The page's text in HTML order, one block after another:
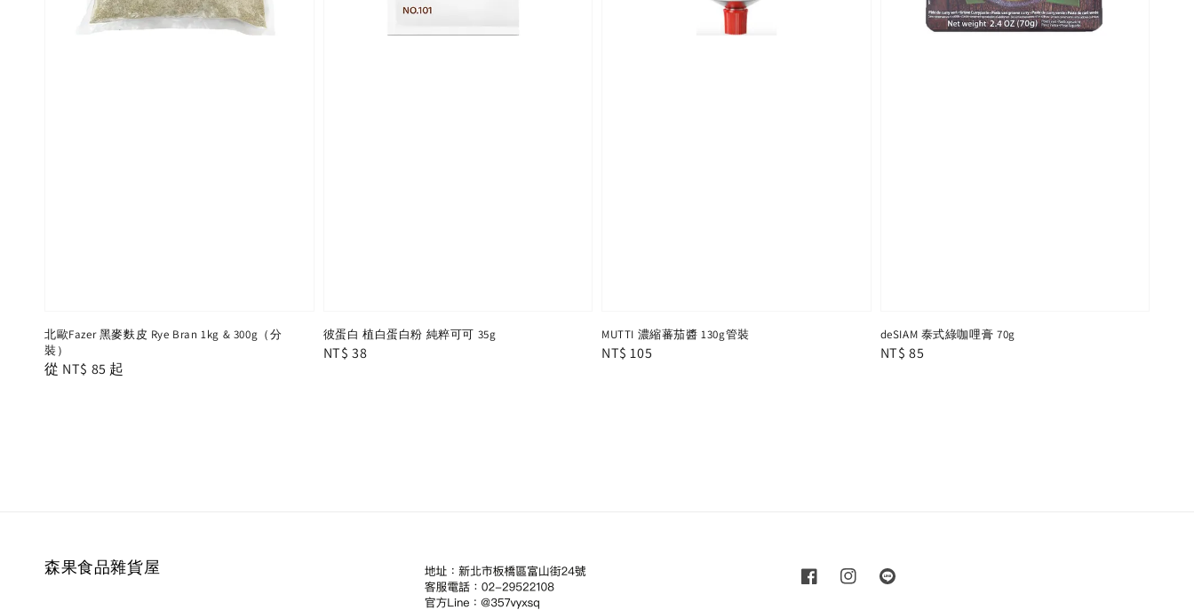
北歐Fazer 黑麥麩皮 Rye Bran 1kg & 300g（分
裝）
Regular
從 NT$ 85 起
彼蛋白 植白蛋白粉 純粹可可 35g
Regular
NT$ 38
MUTTI 濃縮蕃茄醬 130g管裝
Regular
NT$ 105
deSIAM 泰式綠咖哩膏 70g
Regular
NT$ 85
森果食品雜貨屋